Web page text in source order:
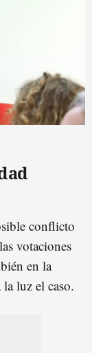
conflicto
votaciones
en la
luz el caso.